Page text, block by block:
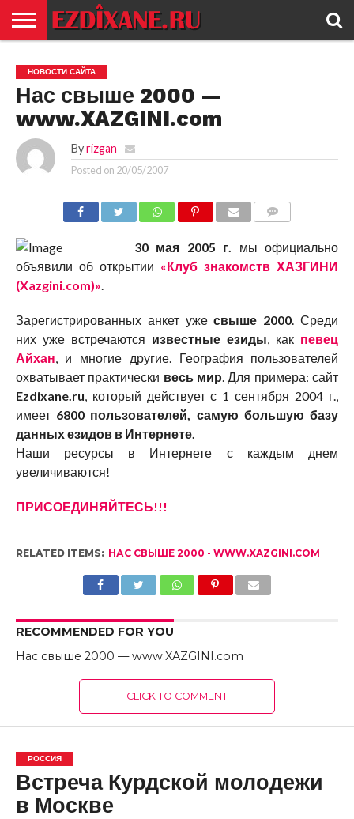
ЕЗИДИЗМ
НОВОСТИ
ИСТОРИЯ
КУЛЬТУРА
КОНТАКТ
НОВОСТИ САЙТА
Нас свыше 2000 —
www.XAZGINI.com
By rizgan
Posted on 20/05/2007
30 мая 2005 г. мы официально
объявили об открытии «Клуб знакомств ХАЗГИНИ
(Xazgini.com)».
Зарегистрированных анкет ужесвыше 2000. Среди
них уже встречаются известные езиды, как певец
Айхан, и многие другие. География пользователей
охватывает практически весь мир. Для примера: сайт
Ezdixane.ru, который действует с 1 сентября 2004 г.,
имеет 6800 пользователей, самую большую базу
данных езидов в Интернете.
Наши ресурсы в Интернете с каждым днем
увеличиваются!
ПРИСОЕДИНЯЙТЕСЬ!!!
RELATED ITEMS: НАС СВЫШЕ 2000 - WWW.XAZGINI.COM
RECOMMENDED FOR YOU
Нас свыше 2000 — www.XAZGINI.com
CLICK TO COMMENT
РОССИЯ
Встреча Курдской молодежи
в Москве